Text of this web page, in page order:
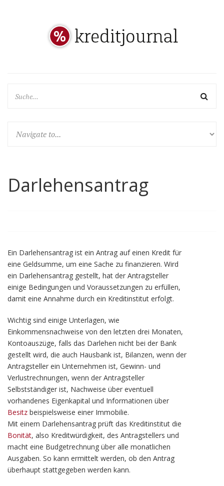
Darlehensantrag
Ein Darlehensantrag ist ein Antrag auf einen Kredit für
eine Geldsumme, um eine Sache zu finanzieren. Wird
ein Darlehensantrag gestellt, hat der Antragsteller
einige Bedingungen und Voraussetzungen zu erfüllen,
damit eine Annahme durch ein Kreditinstitut erfolgt.
Wichtig sind einige Unterlagen, wie
Einkommensnachweise von den letzten drei Monaten,
Kontoauszüge, falls das Darlehen nicht bei der Bank
gestellt wird, die auch Hausbank ist, Bilanzen, wenn der
Antragsteller ein Unternehmen ist, Gewinn- und
Verlustrechnungen, wenn der Antragsteller
Selbstständiger ist, Nachweise über eventuell
vorhandenes Eigenkapital und Informationen über
Besitz beispielsweise einer Immobilie.
Mit einem Darlehensantrag prüft das Kreditinstitut die
Bonität, also Kreditwürdigkeit, des Antragstellers und
macht eine Budgetrechnung über alle monatlichen
Ausgaben. So kann ermittelt werden, ob den Antrag
überhaupt stattgegeben werden kann.